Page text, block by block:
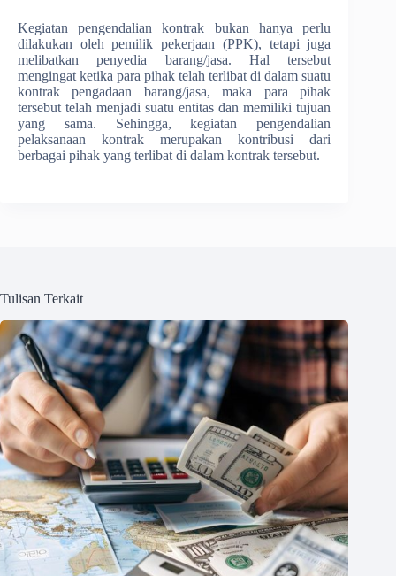
Kegiatan pengendalian kontrak bukan hanya perlu
dilakukan oleh pemilik pekerjaan (PPK), tetapi juga
melibatkan penyedia barang/jasa. Hal tersebut
mengingat ketika para pihak telah terlibat di dalam suatu
kontrak pengadaan barang/jasa, maka para pihak
tersebut telah menjadi suatu entitas dan memiliki tujuan
yang sama. Sehingga, kegiatan pengendalian
pelaksanaan kontrak merupakan kontribusi dari
berbagai pihak yang terlibat di dalam kontrak tersebut.
Tulisan Terkait